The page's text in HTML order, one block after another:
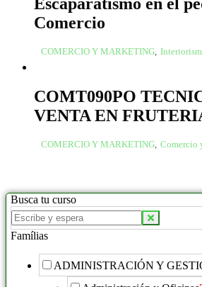
Comercio
COMERCIO Y MARKETING
COMT090PO
VENTA EN
COMERCIO Y MARKETING, Comercio
Busca tu curso
Famílias
ADMINISTRACIÓN Y